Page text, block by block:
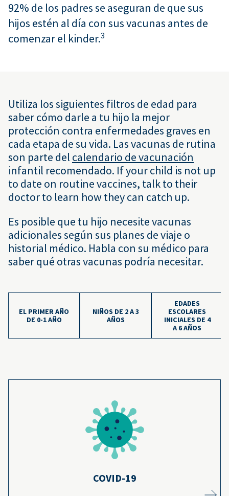
92% de los padres se aseguran de que sus
hijos estén al día con sus vacunas antes de
comenzar el kinder.3
Utiliza los siguientes filtros de edad para
saber cómo darle a tu hijo la mejor
protección contra enfermedades graves en
cada etapa de su vida. Las vacunas de rutina
son parte del calendario de vacunación
infantil recomendado. If your child is not up
to date on routine vaccines, talk to their
doctor to learn how they can catch up.
Es posible que tu hijo necesite vacunas
adicionales según sus planes de viaje o
historial médico. Habla con su médico para
saber qué otras vacunas podría necesitar.
EL PRIMER AÑO
DE 0-1 AÑO
NIÑOS DE 2 A 3
AÑOS
EDADES
ESCOLARES
INICIALES DE 4
A 6 AÑOS
COVID-19
Incluso si tu hijo contrae COVID-19, estar
vacunado hace que sea menos probable que
se enferme gravemente.
Más información